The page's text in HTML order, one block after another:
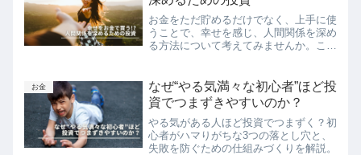
お金をただ貯めるだけでなく、上手に使
うことで、幸せを感じ、人間関係を深め
る方法について考えてみませんか。この
な方法を通じて、お金を使って幸せを感
じる方法を解説します。
お金
なぜ“やる気満々な初心者”ほど投
資でつまずきやすいのか？
やる気がある人ほど投資でつまずく？初
心者がハマりがちな3つの落とし穴と、
失敗を防ぐための仕組みづくりを解説。